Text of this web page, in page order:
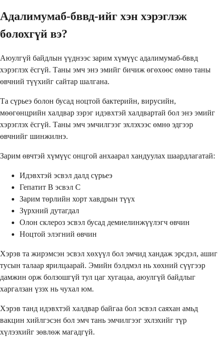
Адалимумаб-бввд-ийг хэн хэрэглэж
болохгүй вэ?
Аюулгүй байдлын үүднээс зарим хүмүүс адалимумаб-бввд
хэрэглэх ёсгүй. Таны эмч энэ эмийг бичиж өгөхөөс өмнө таны
өвчний түүхийг сайтар шалгана.
Та сүрьеэ болон бусад ноцтой бактерийн, вирусийн,
мөөгөнцрийн халдвар зэрэг идэвхтэй халдвартай бол энэ эмийг
хэрэглэх ёсгүй. Таны эмч эмчилгээг эхлэхээс өмнө эдгээр
өвчнийг шинжилнэ.
Зарим өвчтэй хүмүүс онцгой анхаарал хандуулах шаардлагатай:
Идэвхтэй эсвэл далд сүрьеэ
Гепатит B эсвэл C
Зарим төрлийн хорт хавдрын түүх
Зүрхний дутагдал
Олон склероз эсвэл бусад демиелинжүүлэгч өвчин
Ноцтой элэгний өвчин
Хэрэв та жирэмсэн эсвэл хөхүүл бол эмчид хандаж эрсдэл, ашиг
тусын талаар ярилцаарай. Эмийн бэлдмэл нь хөхний сүүгээр
дамжин орж болзошгүй тул цаг хугацаа, аюулгүй байдлыг
харгалзан үзэх нь чухал юм.
Хэрэв танд идэвхтэй халдвар байгаа бол эсвэл саяхан амьд
вакцин хийлгэсэн бол эмч тань эмчилгээг эхлэхийг түр
хүлээхийг зөвлөж магадгүй.